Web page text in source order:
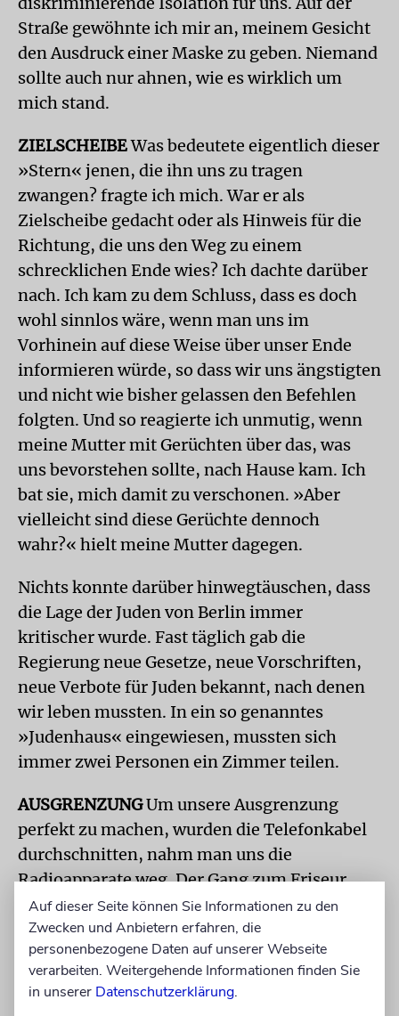
Straße gewöhnte ich mir an, meinem Gesicht
den Ausdruck einer Maske zu geben. Niemand
sollte auch nur ahnen, wie es wirklich um
mich stand.
ZIELSCHEIBEWas bedeutete eigentlich dieser
»Stern« jenen, die ihn uns zu tragen
zwangen? fragte ich mich. War er als
Zielscheibe gedacht oder als Hinweis für die
Richtung, die uns den Weg zu einem
schrecklichen Ende wies? Ich dachte darüber
nach. Ich kam zu dem Schluss, dass es doch
wohl sinnlos wäre, wenn man uns im
Vorhinein auf diese Weise über unser Ende
informieren würde, so dass wir uns ängstigten
und nicht wie bisher gelassen den Befehlen
folgten. Und so reagierte ich unmutig, wenn
meine Mutter mit Gerüchten über das, was
uns bevorstehen sollte, nach Hause kam. Ich
bat sie, mich damit zu verschonen. »Aber
vielleicht sind diese Gerüchte dennoch
wahr?« hielt meine Mutter dagegen.
Nichts konnte darüber hinwegtäuschen, dass
die Lage der Juden von Berlin immer
kritischer wurde. Fast täglich gab die
Regierung neue Gesetze, neue Vorschriften,
neue Verbote für Juden bekannt, nach denen
wir leben mussten. In ein so genanntes
»Judenhaus« eingewiesen, mussten sich
immer zwei Personen ein Zimmer teilen.
AUSGRENZUNGUm unsere Ausgrenzung
perfekt zu machen, wurden die Telefonkabel
durchschnitten, nahm man uns die
Radioapparate weg. Der Gang zum Friseur
wurde verboten, sowie das Waschen unserer
Wäsche in einem Salon. Seife durfte uns nicht
verkauft werden. Auch Eier und Kuchen nicht.
Das Einkaufen der wenigen uns zugeteilten
Lebensmittel war nur zwischen 16 und 17 Uhr
Auf dieser Seite können Sie Informationen zu den
Zwecken und Anbietern erfahren, die
personenbezogene Daten auf unserer Webseite
verarbeiten. Weitergehende Informationen finden Sie
in unserer Datenschutzerklärung.